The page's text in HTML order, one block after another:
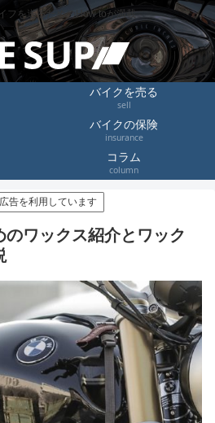
フを送るためのHow toが満載
バイクを売る
sell
バイクの保険
insurance
コラム
column
告を利用しています
ワックス紹介とワック